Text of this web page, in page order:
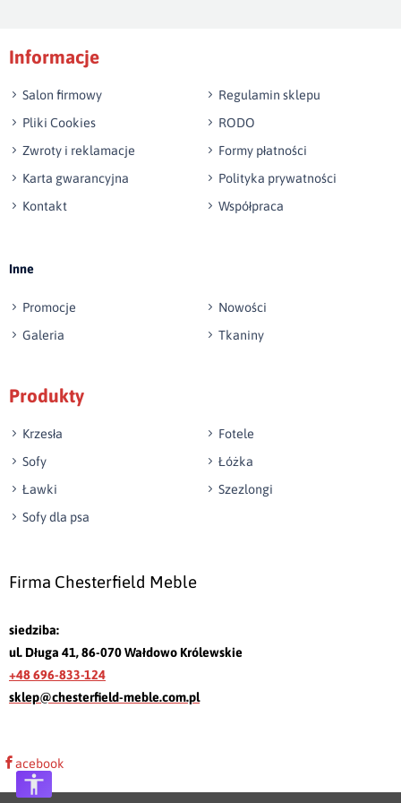
Wyślij opinię
Informacje
Salon firmowy
Regulamin sklepu
Pliki Cookies
RODO
Zwroty i reklamacje
Formy płatności
Karta gwarancyjna
Polityka prywatności
Kontakt
Współpraca
Inne
Promocje
Nowości
Galeria
Tkaniny
Produkty
Krzesła
Fotele
Sofy
Łóżka
Ławki
Szezlongi
Sofy dla psa
Firma Chesterfield Meble
siedziba:
ul. Długa 41, 86-070 Wałdowo Królewskie
+48 696-833-124
sklep@chesterfield-meble.com.pl
acebook